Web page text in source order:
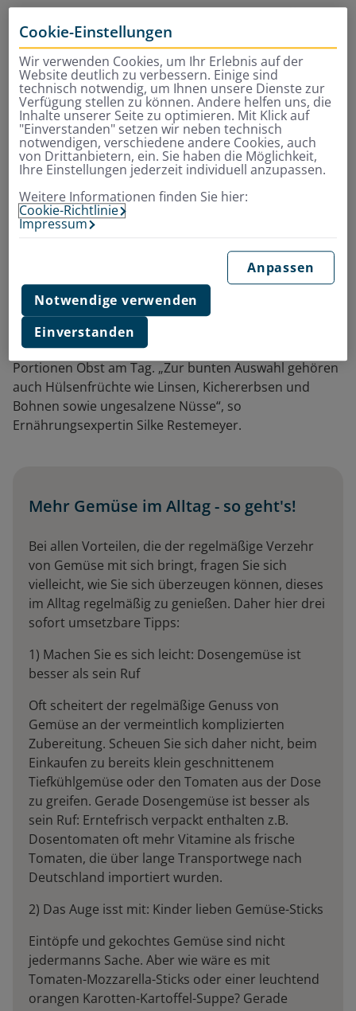
„Zur bunten Auswahl gehören
auch Hülsenfrüchte wie
Linsen, Kichererbsen und
Bohnen sowie ungesalzene
Nüsse.”
Je nach persönlichen Vorlieben kann der
Gemüseverzehr variieren. Grundsätzlich lässt sich
jedoch sagen, dass täglich Gemüse auf dem Speiseplan
oder Stoffwechselerkrankung weniger Zucker zu sich
nehmen wollen, sollten außerdem Gemüse
bevorzugen und Obst in Maßen genießen.
Die Deutsche Gesellschaft für Ernährung empfiehlt
mindestens drei Portionen Gemüse und zwei
Portionen Obst am Tag. „Zur bunten Auswahl gehören
auch Hülsenfrüchte wie Linsen, Kichererbsen und
Bohnen sowie ungesalzene Nüsse“, so
Ernährungsexpertin Silke Restemeyer.
Mehr Gemüse im Alltag - so geht's!
Bei allen Vorteilen, die der regelmäßige Verzehr
von Gemüse mit sich bringt, fragen Sie sich
vielleicht, wie Sie sich überzeugen können, dieses
im Alltag regelmäßig zu genießen. Daher hier drei
sofort umsetzbare Tipps:
1) Machen Sie es sich leicht: Dosengemüse ist
besser als sein Ruf
Oft scheitert der regelmäßige Genuss von
Gemüse an der vermeintlich komplizierten
Zubereitung. Scheuen Sie sich daher nicht, beim
Einkaufen zu bereits klein geschnittenem
Tiefkühlgemüse oder den Tomaten aus der Dose
zu greifen. Gerade Dosengemüse ist besser als
sein Ruf: Erntefrisch verpackt enthalten z.B.
Dosentomaten oft mehr Vitamine als frische
Tomaten, die über lange Transportwege nach
Deutschland importiert wurden.
2) Das Auge isst mit: Kinder lieben Gemüse-Sticks
Eintöpfe und gekochtes Gemüse sind nicht
jedermanns Sache. Aber wie wäre es mit
Tomaten-Mozzarella-Sticks oder einer leuchtend
orangen Karotten-Kartoffel-Suppe? Gerade
Cookie-Einstellungen
Wir verwenden Cookies, um Ihr Erlebnis auf der
Website deutlich zu verbessern. Einige sind
technisch notwendig, um Ihnen unsere Dienste zur
Verfügung stellen zu können. Andere helfen uns, die
Inhalte unserer Seite zu optimieren. Mit Klick auf
"Einverstanden" setzen wir neben technisch
notwendigen, verschiedene andere Cookies, auch
von Drittanbietern, ein. Sie haben die Möglichkeit,
Ihre Einstellungen jederzeit individuell anzupassen.
Weitere Informationen finden Sie hier:
Cookie-Richtlinie
Impressum
Anpassen
Notwendige verwenden
Einverstanden